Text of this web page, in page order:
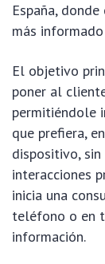
España,
más
El objetivo
poner al
permitiéndole
que prefiera,
dispositivo,
interacciones
inicia una
teléfono o en
información.